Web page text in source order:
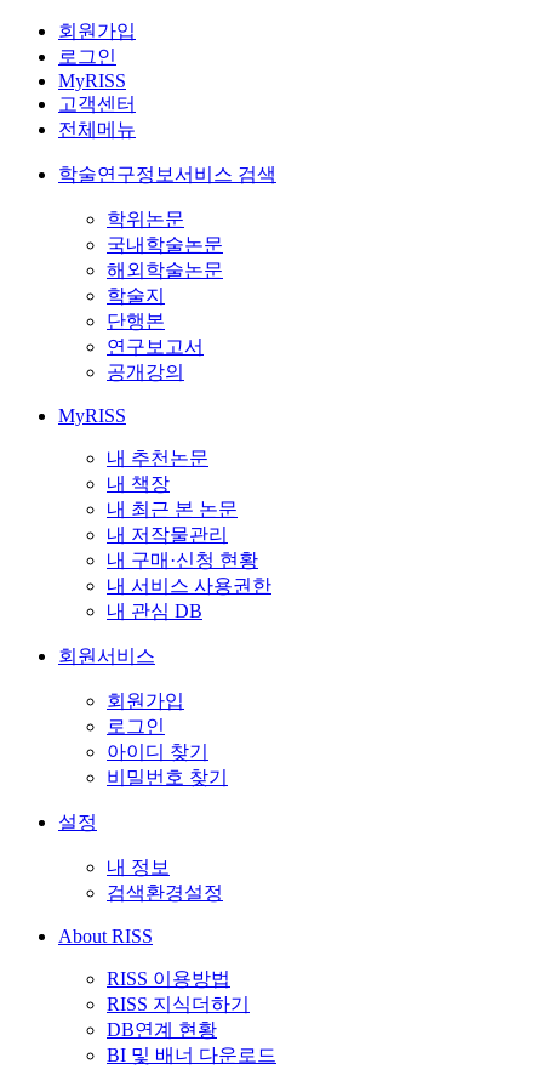
회원가입
로그인
MyRISS
고객센터
전체메뉴
학술연구정보서비스 검색
학위논문
국내학술논문
해외학술논문
학술지
단행본
연구보고서
공개강의
MyRISS
내 추천논문
내 책장
내 최근 본 논문
내 저작물관리
내 구매·신청 현황
내 서비스 사용권한
내 관심 DB
회원서비스
회원가입
로그인
아이디 찾기
비밀번호 찾기
설정
내 정보
검색환경설정
About RISS
RISS 이용방법
RISS 지식더하기
DB연계 현황
BI 및 배너 다운로드